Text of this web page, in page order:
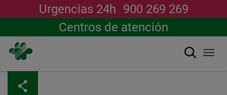
Urgencias 24h 900 269 269
Centros de atención
搜索